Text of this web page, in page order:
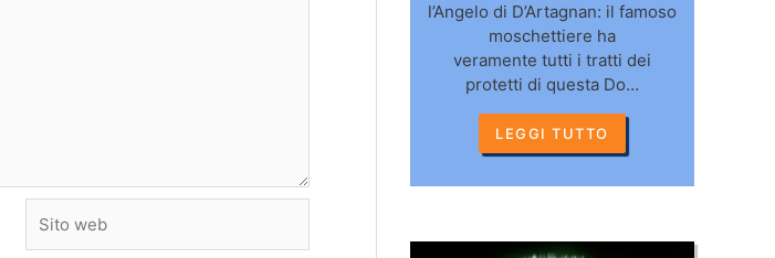
web
l’Angelo di D’Artagnan: il famoso
moschettiere ha
veramente tutti i tratti dei
protetti di questa Do…
LEGGI TUTTO